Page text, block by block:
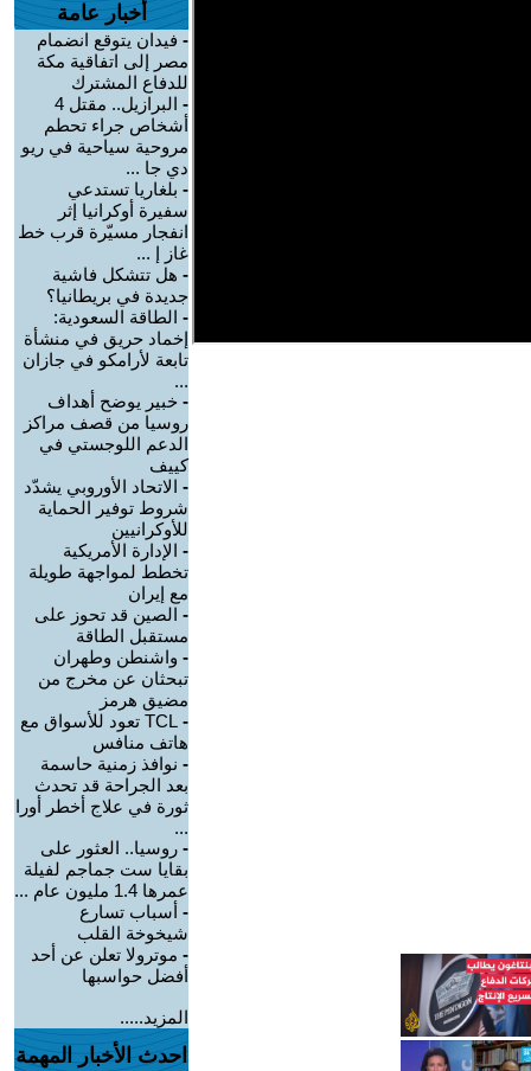
أخبار عامة
- فيدان يتوقع انضمام
مصر إلى اتفاقية مكة
للدفاع المشترك
-
البرازيل.. مقتل 4
أشخاص جراء تحطم
مروحية سياحية في ريو
دي جا ...
- بلغاريا تستدعي
سفيرة أوكرانيا إثر
انفجار مسيّرة قرب خط
غاز إ ...
- هل تتشكل فاشية
جديدة في بريطانيا؟
- الطاقة السعودية:
إخماد حريق في منشأة
تابعة لأرامكو في جازان
...
- خبير يوضح أهداف
روسيا من قصف مراكز
الدعم اللوجستي في
كييف
- الاتحاد الأوروبي يشدّد
شروط توفير الحماية
للأوكرانيين
- الإدارة الأمريكية
تخطط لمواجهة طويلة
مع إيران
- الصين قد تحوز على
مستقبل الطاقة
- واشنطن وطهران
تبحثان عن مخرج من
مضيق هرمز
-
TCL تعود للأسواق مع
هاتف منافس
- نوافذ زمنية حاسمة
بعد الجراحة قد تحدث
ثورة في علاج أخطر أورا
...
- روسيا.. العثور على
بقايا ست جماجم لفيلة
عمرها 1.4 مليون عام ...
- أسباب تسارع
شيخوخة القلب
- موترولا تعلن عن أحد
أفضل حواسبها
المزيد.....
احدث الأخبار المهمة